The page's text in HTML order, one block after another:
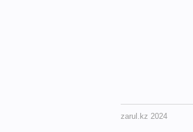
zarul.kz 2024